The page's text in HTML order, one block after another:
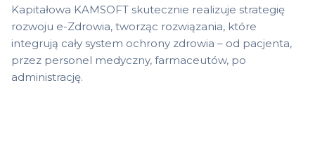
Kapitałowa KAMSOFT skutecznie realizuje strategię
rozwoju e-Zdrowia, tworząc rozwiązania, które
integrują cały system ochrony zdrowia – od pacjenta,
przez personel medyczny, farmaceutów, po
administrację.